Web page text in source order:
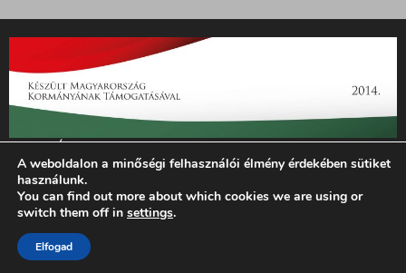
„Az Új Ember katolikus hetilap 2014. évi működésének
támogatását az EGYH-KCP-14-P-0121 sz. támogatási
szerződés keretében 3 000 000 Ft összegben támogatta az
Emberi Erőforrások Minisztériuma.”
© 2026 Magyar Kurír - Új Ember
A weboldalon a minőségi felhasználói élmény érdekében sütiket
használunk.
You can find out more about which cookies we are using or
switch them off in settings.
Elfogad